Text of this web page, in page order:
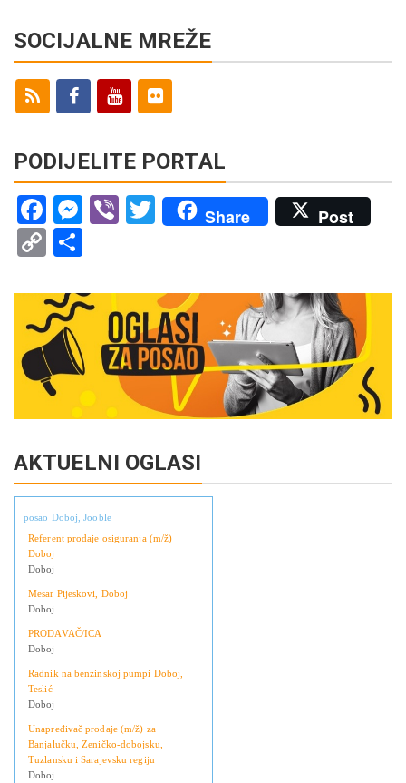
SOCIJALNE MREŽE
PODIJELITE PORTAL
Facebook
Messenger
ViberTwitter
Share Post
Copy
AKTUELNI OGLASI
posao Doboj, Jooble
Referent prodaje osiguranja (m/ž)
Doboj
Doboj
Mesar Pijeskovi, Doboj
Doboj
PRODAVAČ/ICA
Doboj
Radnik na benzinskoj pumpi Doboj,
Teslić
Doboj
Unapređivač prodaje (m/ž) za
Banjalučku, Zeničko-dobojsku,
Tuzlansku i Sarajevsku regiju
Doboj